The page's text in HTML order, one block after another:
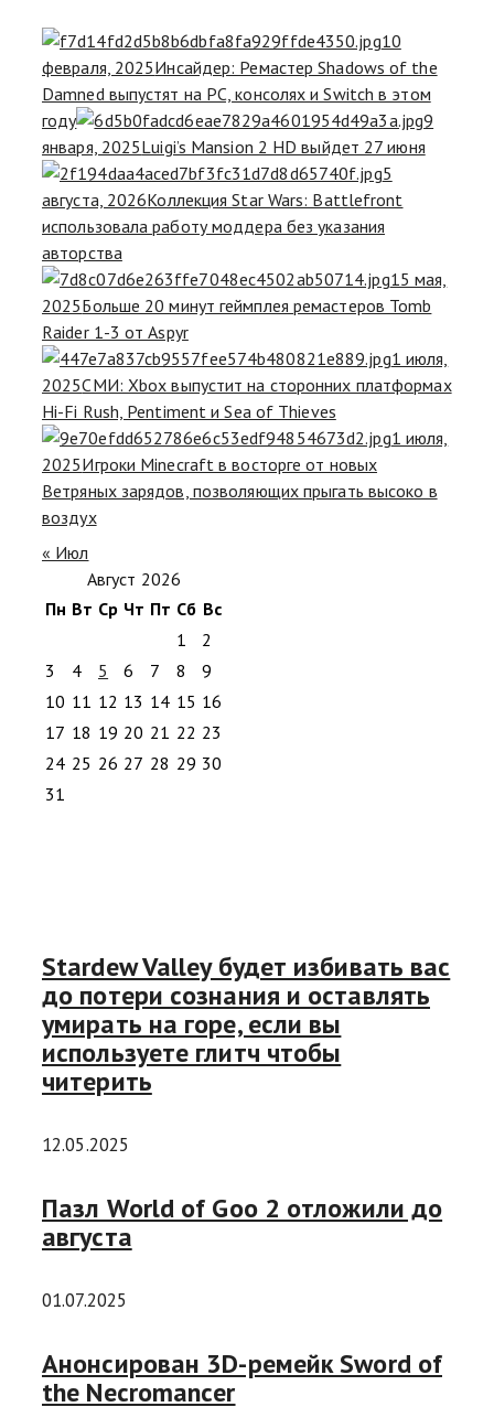
10
февраля, 2025Инсайдер: Ремастер Shadows of the
Damned выпустят на PC, консолях и Switch в этом
году
9
января, 2025Luigi’s Mansion 2 HD выйдет 27 июня
5
августа, 2026Коллекция Star Wars: Battlefront
использовала работу моддера без указания
авторства
15 мая,
2025Больше 20 минут геймплея ремастеров Tomb
Raider 1-3 от Aspyr
1 июля,
2025СМИ: Xbox выпустит на сторонних платформах
Hi-Fi Rush, Pentiment и Sea of Thieves
1 июля,
2025Игроки Minecraft в восторге от новых
Ветряных зарядов, позволяющих прыгать высоко в
воздух
« Июл
Август 2026
Пн Вт Ср Чт Пт Сб Вс
1
2
3
4 5 6 7 8
9
10 11 12 13 14 15 16
17 18 19 20 21 22 23
24 25 26 27 28 29 30
31
Stardew Valley будет избивать вас
до потери сознания и оставлять
умирать на горе, если вы
используете глитч чтобы
читерить
12.05.2025
Пазл World of Goo 2 отложили до
августа
01.07.2025
Анонсирован 3D-ремейк Sword of
the Necromancer